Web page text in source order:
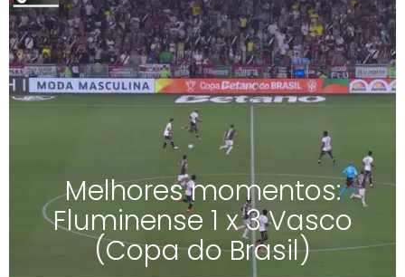
Melhores momentos:
Fluminense 1 x 3 Vasco
(Copa do Brasil)